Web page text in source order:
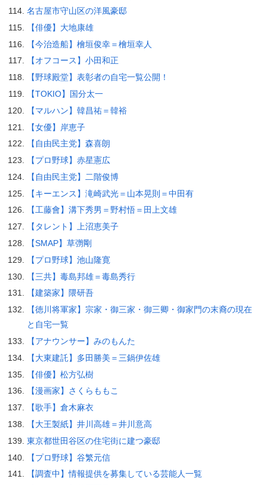
名古屋市守山区の洋風豪邸
【俳優】大地康雄
【今治造船】檜垣俊幸＝檜垣幸人
【オフコース】小田和正
【野球殿堂】表彰者の自宅一覧公開！
【TOKIO】国分太一
【マルハン】韓昌祐＝韓裕
【女優】岸恵子
【自由民主党】森喜朗
【プロ野球】赤星憲広
【自由民主党】二階俊博
【キーエンス】滝崎武光＝山本晃則＝中田有
【工藤會】溝下秀男＝野村悟＝田上文雄
【タレント】上沼恵美子
【SMAP】草彅剛
【プロ野球】池山隆寛
【三共】毒島邦雄＝毒島秀行
【建築家】隈研吾
【徳川将軍家】宗家・御三家・御三卿・御家門の末裔の現在
と自宅一覧
【アナウンサー】みのもんた
【大東建託】多田勝美＝三鍋伊佐雄
【俳優】松方弘樹
【漫画家】さくらももこ
【歌手】倉木麻衣
【大王製紙】井川高雄＝井川意高
東京都世田谷区の住宅街に建つ豪邸
【プロ野球】谷繁元信
【調査中】情報提供を募集している芸能人一覧